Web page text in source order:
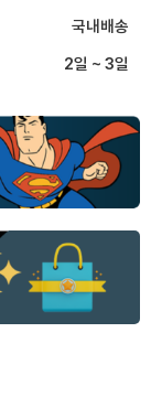
국내배송
2일 ~ 3일